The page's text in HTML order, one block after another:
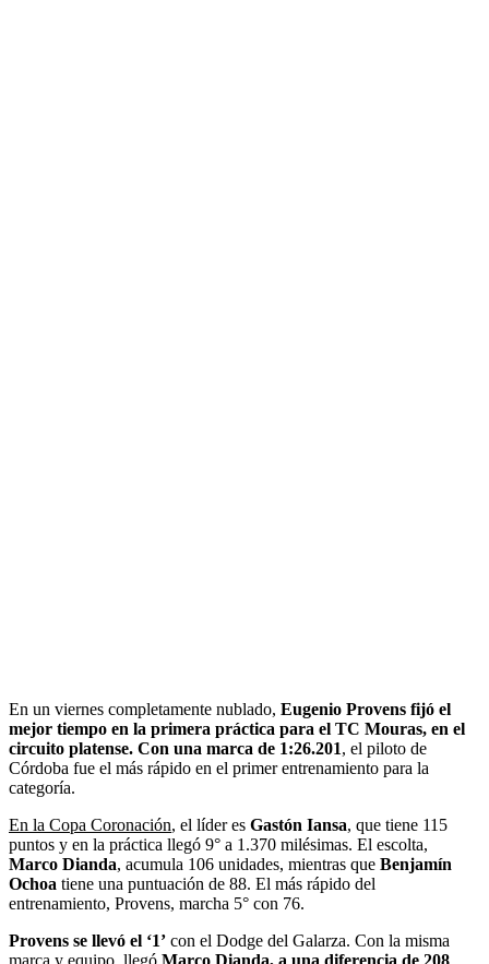
En un viernes completamente nublado, Eugenio Provens fijó el
mejor tiempo en la primera práctica para el TC Mouras, en el
circuito platense. Con una marca de 1:26.201, el piloto de
Córdoba fue el más rápido en el primer entrenamiento para la
categoría.
En la Copa Coronación, el líder es Gastón Iansa, que tiene 115
puntos y en la práctica llegó 9° a 1.370 milésimas. El escolta,
Marco Dianda, acumula 106 unidades, mientras que Benjamín
Ochoa tiene una puntuación de 88. El más rápido del
entrenamiento, Provens, marcha 5° con 76.
Provens se llevó el ‘1’ con el Dodge del Galarza. Con la misma
marca y equipo, llegó Marco Dianda, a una diferencia de 208